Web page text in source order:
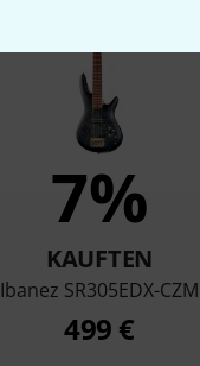
7%
KAUFTEN
Ibanez SR305EDX-CZM
499 €